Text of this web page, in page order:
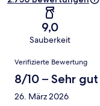
9,0
Sauberkeit
Bewertungen
Verifizierte Bewertung
8/10 – Sehr gut
26. März 2026